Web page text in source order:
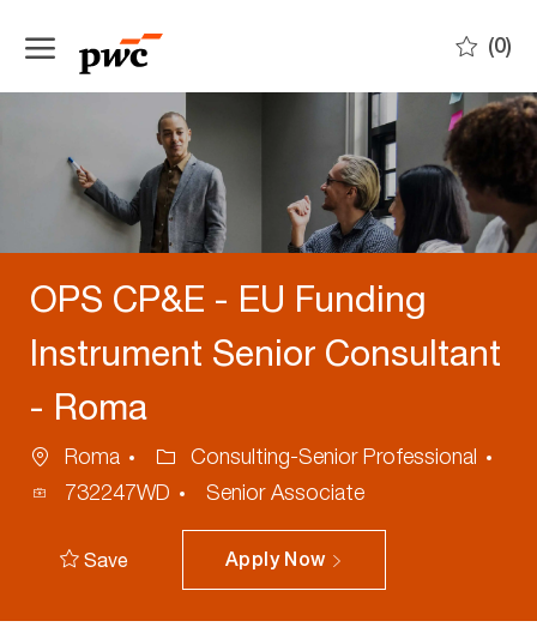
(0)
OPS CP&E - EU Funding
Instrument Senior Consultant
- Roma
Location
Roma Category
Consulting-Senior Professional
Process
732247WD Senior Associate
Save Apply Now